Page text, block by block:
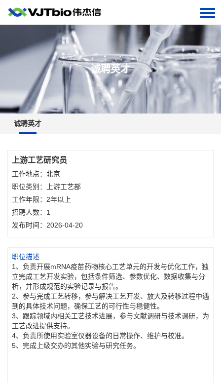
诚聘英才
诚聘英才
上游工艺研究员
工作地点：北京
职位类别：上游工艺部
工作年限：2年以上
招聘人数：1
发布时间：2026-04-20
职位描述
1、负责开展mRNA疫苗药物核心工艺单元的开发与优化工作，独
立完成工艺开发实验，包括条件筛选、参数优化、数据收集与分
析，并形成规范的实验记录与报告。
2、参与完成工艺转移，参与解决工艺开发、放大及转移过程中遇
到的具体技术问题，确保工艺的可行性与稳健性。
3、跟踪领域内相关工艺技术进展，参与文献调研与技术调研，为
工艺改进提供支持。
4、负责所使用实验室仪器设备的日常操作、维护与校准。
5、完成上级交办的其他实验与研究任务。